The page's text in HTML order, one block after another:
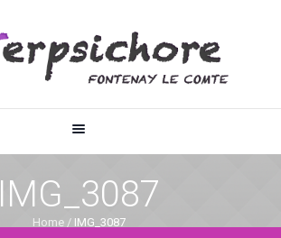
IMG_3087
Home / IMG_3087